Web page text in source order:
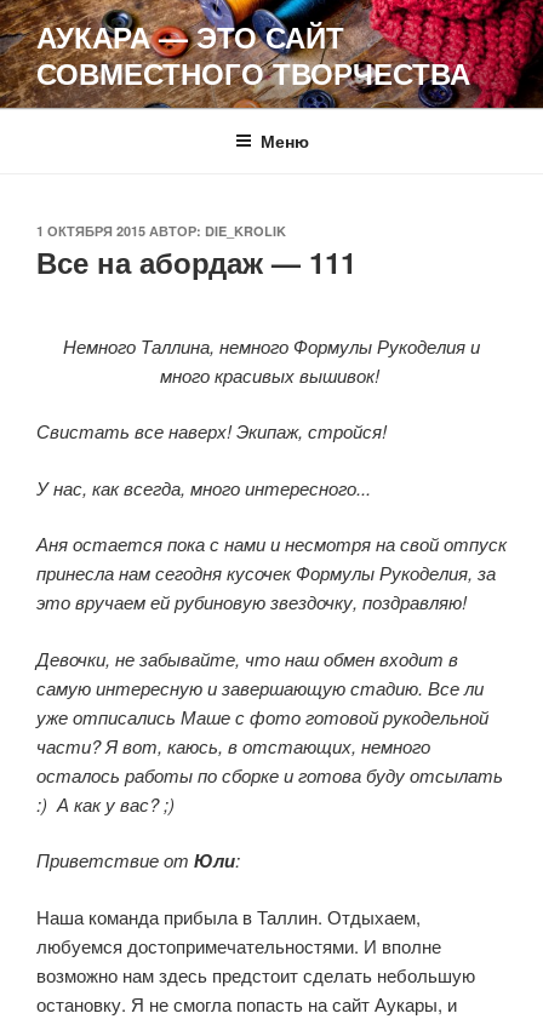
Перейти
к
содержимому
АУКАРА — ЭТО САЙТ
СОВМЕСТНОГО ТВОРЧЕСТВА
Меню
ОПУБЛИКОВАНО
1 ОКТЯБРЯ 2015 АВТОР: DIE_KROLIK
Все на абордаж — 111
Немного Таллина, немного Формулы Рукоделия и
много красивых вышивок!
Свистать все наверх! Экипаж, стройся!
У нас, как всегда, много интересного...
Аня остается пока с нами и несмотря на свой отпуск
принесла нам сегодня кусочек Формулы Рукоделия, за
это вручаем ей рубиновую звездочку, поздравляю!
Девочки, не забывайте, что наш обмен входит в
самую интересную и завершающую стадию. Все ли
уже отписались Маше с фото готовой рукодельной
части? Я вот, каюсь, в отстающих, немного
осталось работы по сборке и готова буду отсылать
:) А как у вас? ;)
Приветствие от Юли:
Наша команда прибыла в Таллин. Отдыхаем,
любуемся достопримечательностями. И вполне
возможно нам здесь предстоит сделать небольшую
остановку. Я не смогла попасть на сайт Аукары, и